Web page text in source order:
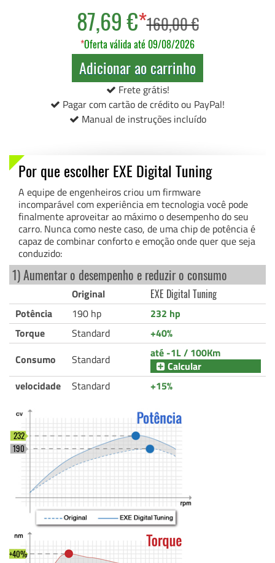
87,69 €*160,00 €
*Oferta válida até 09/08/2026
Adicionar ao carrinho
Frete grátis!
Pagar com cartão de crédito ou PayPal!
Manual de instruções incluído
Por que escolher EXE Digital Tuning
A equipe de engenheiros criou um firmware
incomparável com experiência em tecnologia você pode
finalmente aproveitar ao máximo o desempenho do seu
carro. Nunca como neste caso, de uma chip de potência é
capaz de combinar conforto e emoção onde quer que seja
conduzido:
1) Aumentar o desempenho e reduzir o consumo
Original
EXE Digital Tuning
Potência
190 hp
232 hp
Torque
Standard
+40%
Consumo
Standard
até -1L / 100Km
Calcular
velocidade
Standard +15%
190
232
+40%